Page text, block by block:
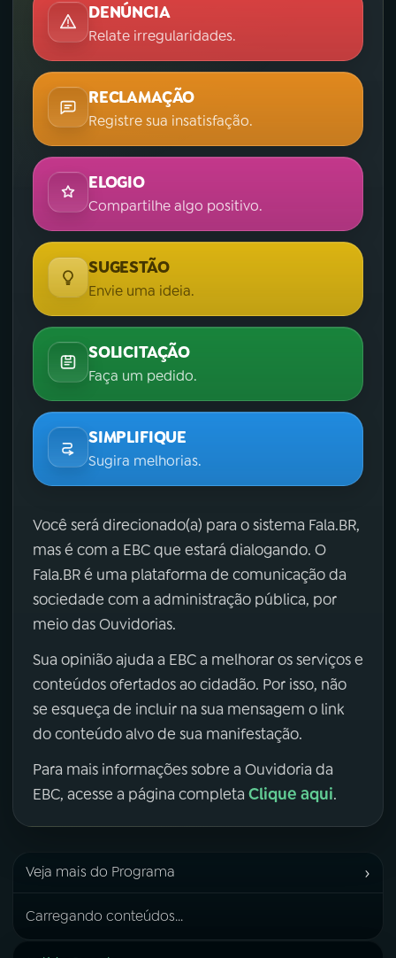
DENÚNCIA
Relate irregularidades.
RECLAMAÇÃO
Registre sua insatisfação.
ELOGIO
Compartilhe algo positivo.
SUGESTÃO
Envie uma ideia.
SOLICITAÇÃO
Faça um pedido.
SIMPLIFIQUE
Sugira melhorias.
Você será direcionado(a) para o sistema Fala.BR,
mas é com a EBC que estará dialogando. O
Fala.BR é uma plataforma de comunicação da
sociedade com a administração pública, por
meio das Ouvidorias.
Sua opinião ajuda a EBC a melhorar os serviços e
conteúdos ofertados ao cidadão. Por isso, não
se esqueça de incluir na sua mensagem o link
do conteúdo alvo de sua manifestação.
Para mais informações sobre a Ouvidoria da
EBC, acesse a página completa Clique aqui.
Veja mais do Programa ›
Carregando conteúdos...